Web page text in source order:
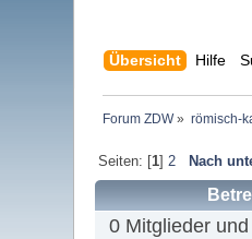
Übersicht Hilfe
Forum ZDW» römisch-
Seiten: [1] 2 Nach
0 Mitglieder